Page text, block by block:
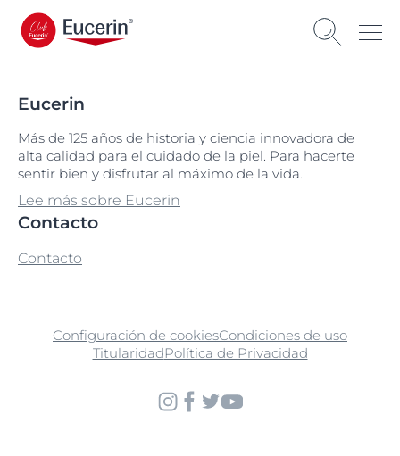
Eucerin
Más de 125 años de historia y ciencia innovadora de
alta calidad para el cuidado de la piel. Para hacerte
sentir bien y disfrutar al máximo de la vida.
Lee más sobre Eucerin
Contacto
Contacto
Configuración de cookiesCondiciones de uso
TitularidadPolítica de Privacidad